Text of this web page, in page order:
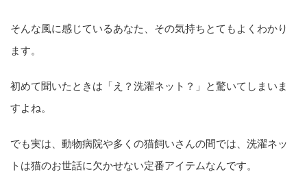
そんな風に感じているあなた、その気持ちとてもよくわかり
ます。
初めて聞いたときは「え？洗濯ネット？」と驚いてしまいま
すよね。
でも実は、動物病院や多くの猫飼いさんの間では、洗濯ネッ
トは猫のお世話に欠かせない定番アイテムなんです。